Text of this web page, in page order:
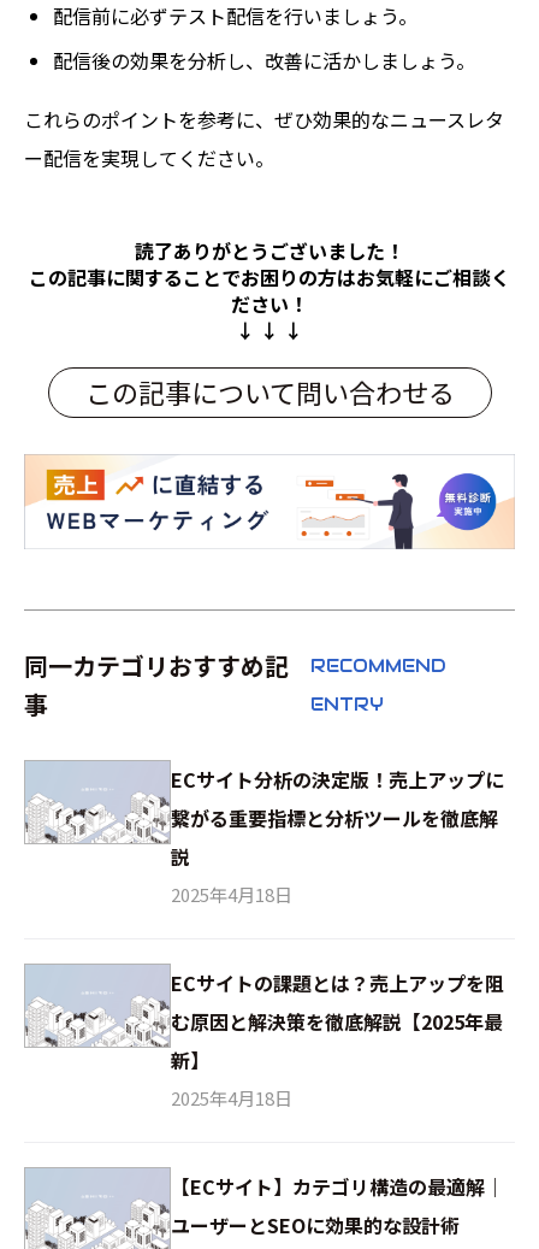
配信前に必ずテスト配信を行いましょう。
配信後の効果を分析し、改善に活かしましょう。
これらのポイントを参考に、ぜひ効果的なニュースレタ
ー配信を実現してください。
読了ありがとうございました！
この記事に関することでお困りの方はお気軽にご相談く
ださい！
↓ ↓ ↓
この記事について問い合わせる
同一カテゴリおすすめ記
事
RECOMMEND
ENTRY
ECサイト分析の決定版！売上アップに
繋がる重要指標と分析ツールを徹底解
説
2025年4月18日
ECサイトの課題とは？売上アップを阻
む原因と解決策を徹底解説【2025年最
新】
2025年4月18日
【ECサイト】カテゴリ構造の最適解｜
ユーザーとSEOに効果的な設計術